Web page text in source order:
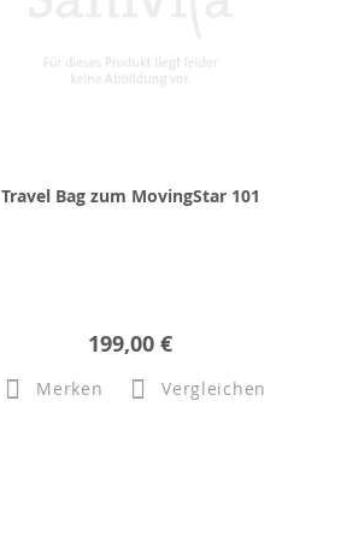
Travel Bag zum MovingStar 101
199,00 €
Merken Vergleichen